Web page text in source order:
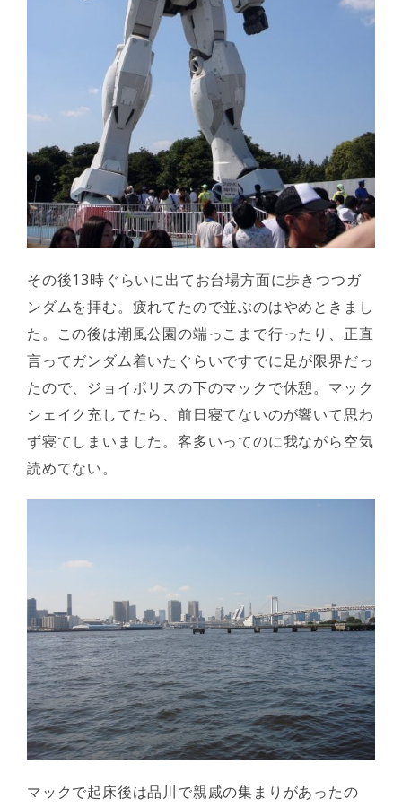
その後13時ぐらいに出てお台場方面に歩きつつガ
ンダムを拝む。疲れてたので並ぶのはやめときまし
た。この後は潮風公園の端っこまで行ったり、正直
言ってガンダム着いたぐらいですでに足が限界だっ
たので、ジョイポリスの下のマックで休憩。マック
シェイク充してたら、前日寝てないのが響いて思わ
ず寝てしまいました。客多いってのに我ながら空気
読めてない。
マックで起床後は品川で親戚の集まりがあったの